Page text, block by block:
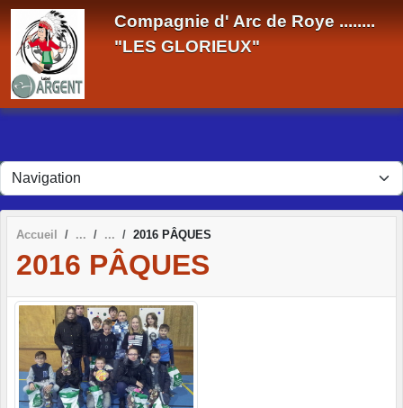
Compagnie d' Arc de Roye ........
"LES GLORIEUX"
Accueil 2016 PÂQUES
2016 PÂQUES
Panneau de gestion des cookies